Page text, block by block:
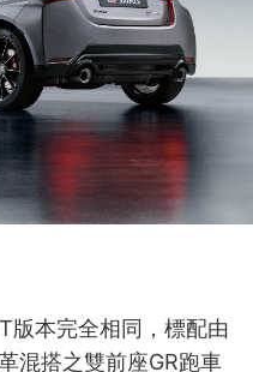
版本完全相同，標配由
混搭之雙前座GR跑車